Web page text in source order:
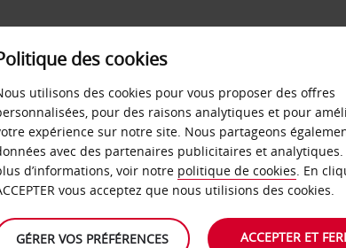
LIBRE-SERVICE
VOITURE
AGENCE DE
des cookies
utilisons des cookies pour vous proposer des offres
pour des raisons analytiques et pour
expérience sur notre site. Nous partageons
avec des partenaires publicitaires et analytiques.
d’informations, voir notre politique de cookies. En
vous acceptez que nous utilisions des cookies.
GÉRER VOS PRÉFÉRENCES ACCEPTER ET